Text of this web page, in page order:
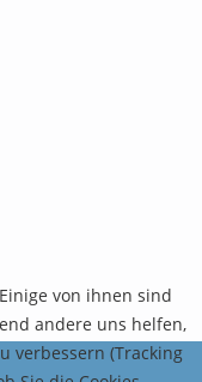
von ihnen sind
andere uns helfen,
verbessern (Tracking